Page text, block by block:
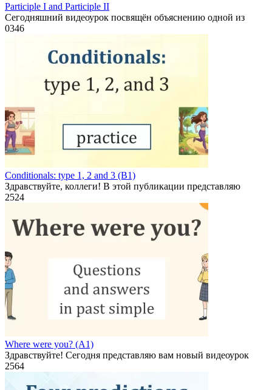
Participle I and Participle II
Сегодняшний видеоурок посвящён объяснению одной из
0346
Conditionals: type 1, 2 and 3 (B1)
Здравствуйте, коллеги! В этой публикации представляю
2524
Where were you? (A1)
Здравствуйте! Сегодня представляю вам новый видеоурок
2564